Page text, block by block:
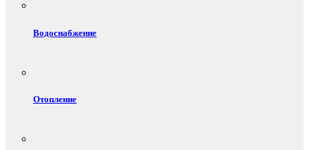
Водоснабжение
Отопление